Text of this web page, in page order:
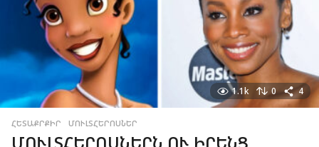
1.1k 0 4
ՀԵՏԱՔՐՔԻՐ ,ՄՈՒԼՏՀԵՐՈՍՆԵՐ